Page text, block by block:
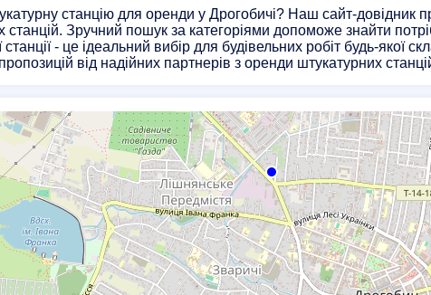
станцію для оренди у Дрогобичі? Наш сайт-довідник
станцій. Зручний пошук за категоріями допоможе знайти
станції - це ідеальний вибір для будівельних робіт будь-якої
від надійних партнерів з оренди штукатурних